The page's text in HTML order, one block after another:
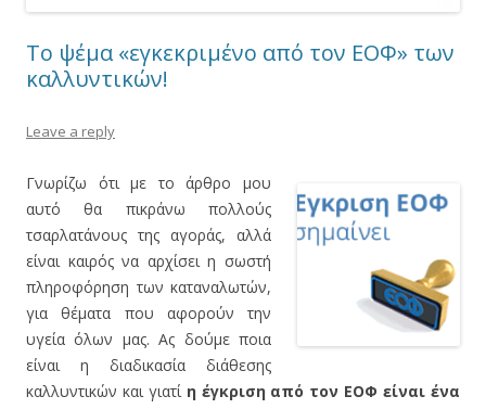
Το ψέμα «εγκεκριμένο από τον ΕΟΦ» των
καλλυντικών!
Leave a reply
Γνωρίζω ότι με το άρθρο μου
αυτό θα πικράνω πολλούς
τσαρλατάνους της αγοράς, αλλά
είναι καιρός να αρχίσει η σωστή
πληροφόρηση των καταναλωτών,
για θέματα που αφορούν την
υγεία όλων μας. Ας δούμε ποια
είναι η διαδικασία διάθεσης
καλλυντικών και γιατίη έγκριση από τον ΕΟΦ είναι ένα